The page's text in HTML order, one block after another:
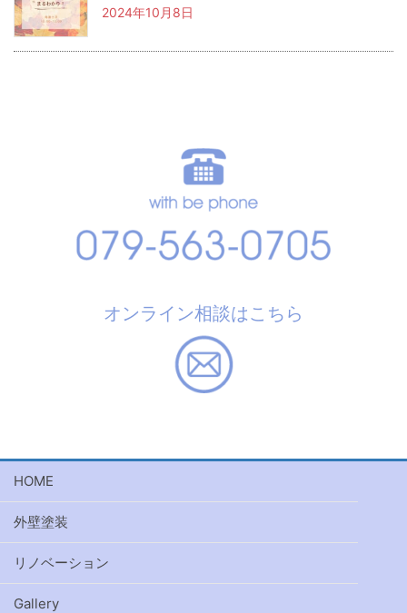
2024年10月8日
オンライン相談はこちら
HOME
外壁塗装
リノベーション
Gallery